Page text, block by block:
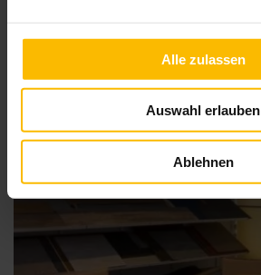
Alle zulassen
Auswahl erlauben
Ablehnen